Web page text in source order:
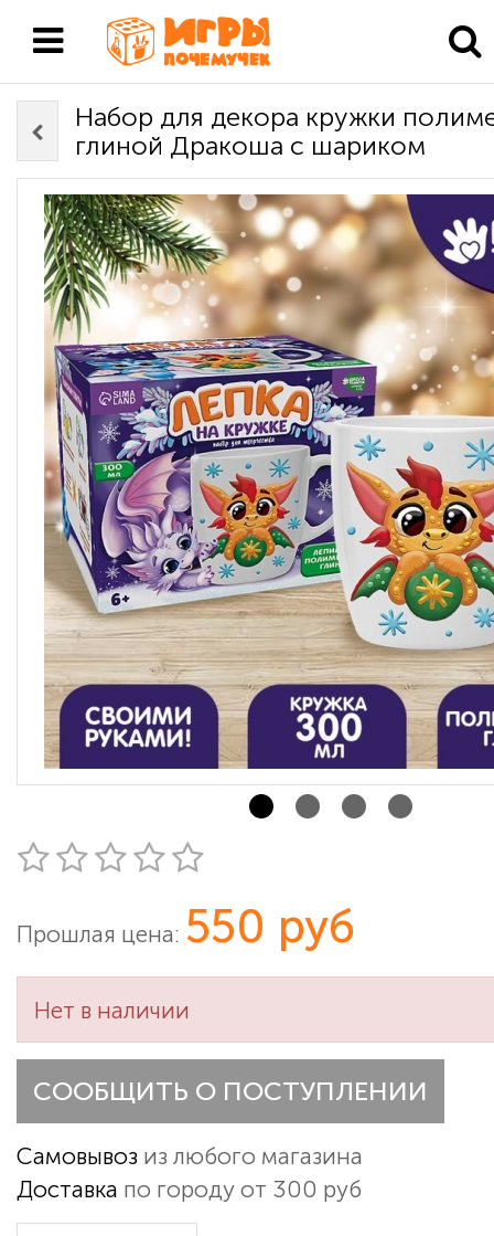
Набор для декора кружки
глиной Дракоша с шариком
Прошлая цена: 550 руб
Нет в наличии
СООБЩИТЬ О ПОСТУПЛЕНИИ
Самовывоз из любого магазина
Доставка по городу от 300 руб